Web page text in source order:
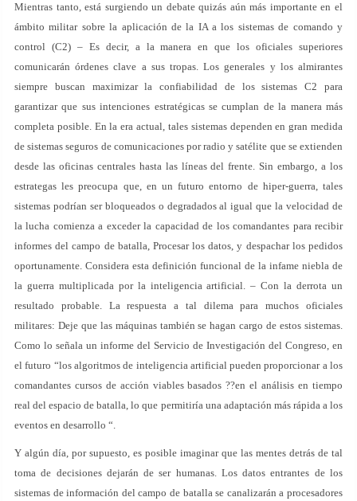
Mientras tanto, está surgiendo un debate quizás aún más importante en el
ámbito militar sobre la aplicación de la IA a los sistemas de comando y
control (C2) – Es decir, a la manera en que los oficiales superiores
comunicarán órdenes clave a sus tropas. Los generales y los almirantes
siempre buscan maximizar la confiabilidad de los sistemas C2 para
garantizar que sus intenciones estratégicas se cumplan de la manera más
completa posible. En la era actual, tales sistemas dependen en gran medida
de sistemas seguros de comunicaciones por radio y satélite que se extienden
desde las oficinas centrales hasta las líneas del frente. Sin embargo, a los
estrategas les preocupa que, en un futuro entorno de hiper-guerra, tales
sistemas podrían ser bloqueados o degradados al igual que la velocidad de
la lucha comienza a exceder la capacidad de los comandantes para recibir
informes del campo de batalla, Procesar los datos, y despachar los pedidos
oportunamente. Considera esta definición funcional de la infame niebla de
la guerra multiplicada por la inteligencia artificial. – Con la derrota un
resultado probable. La respuesta a tal dilema para muchos oficiales
militares: Deje que las máquinas también se hagan cargo de estos sistemas.
Como lo señala un informe del Servicio de Investigación del Congreso, en
el futuro “los algoritmos de inteligencia artificial pueden proporcionar a los
comandantes cursos de acción viables basados ??en el análisis en tiempo
real del espacio de batalla, lo que permitiría una adaptación más rápida a los
eventos en desarrollo “.
Y algún día, por supuesto, es posible imaginar que las mentes detrás de tal
toma de decisiones dejarán de ser humanas. Los datos entrantes de los
sistemas de información del campo de batalla se canalizarán a procesadores